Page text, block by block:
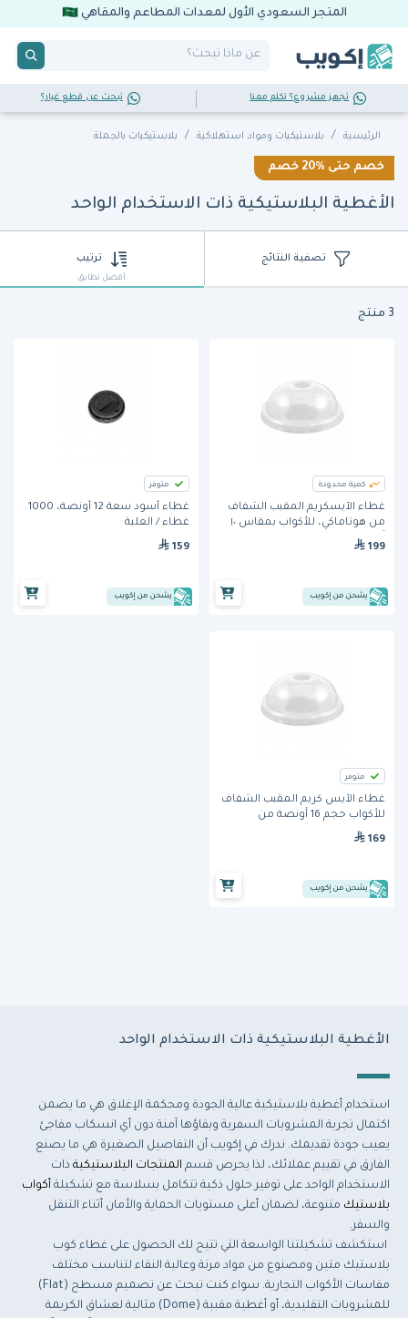
المتجر السعودي الأول لمعدات المطاعم والمقاهي
تجهز مشروع؟ تكلم معنا تبحث عن قطع غيار؟
الرئيسية بلاستيكيات ومواد استهلاكية بلاستيكيات بالجملة
خصم حتى 20% خصم
الأغطية البلاستيكية ذات الاستخدام الواحد
تصفية النتائج ترتيب
أفضل تطابق
3 منتج
كمية محدودة
غطاء الآيسكريم المقبب الشفاف
من هوتاماكي، للأكواب بمقاس ١٠
أونصه
199
يشحن من إكويب
متوفر
غطاء أسود سعة 12 أونصة، 1000
غطاء / العلبة
159
يشحن من إكويب
متوفر
غطاء الآيس كريم المقبب الشفاف
للأكواب حجم 16 أونصة من
هوتاماكي
169
يشحن من إكويب
الأغطية البلاستيكية ذات الاستخدام الواحد
استخدام أغطية بلاستيكية عالية الجودة ومحكمة الإغلاق هي ما يضمن
اكتمال تجربة المشروبات السفرية وبقاؤها آمنة دون أي انسكاب مفاجئ
يعيب جودة تقديمك. ندرك في إكويب أن التفاصيل الصغيرة هي ما يصنع
الفارق في تقييم عملائك، لذا يحرص قسم المنتجات البلاستيكية ذات
الاستخدام الواحد على توفير حلول ذكية تتكامل بسلاسة مع تشكيلة أكواب
بلاستيك متنوعة، لضمان أعلى مستويات الحماية والأمان أثناء التنقل
والسفر.
استكشف تشكيلتنا الواسعة التي تتيح لك الحصول على غطاء كوب
بلاستيك متين ومصنوع من مواد مرنة وعالية النقاء لتناسب مختلف
مقاسات الأكواب التجارية. سواء كنت تبحث عن تصميم مسطح (Flat)
للمشروبات التقليدية، أو أغطية مقببة (Dome) مثالية لعشاق الكريمة